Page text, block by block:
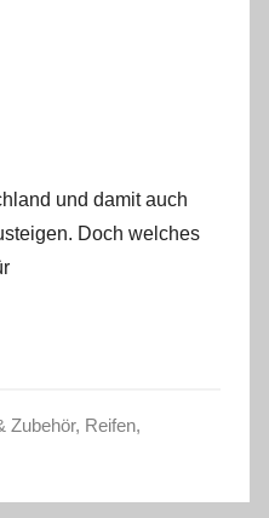
und damit auch
Doch welches
Zubehör, Reifen,